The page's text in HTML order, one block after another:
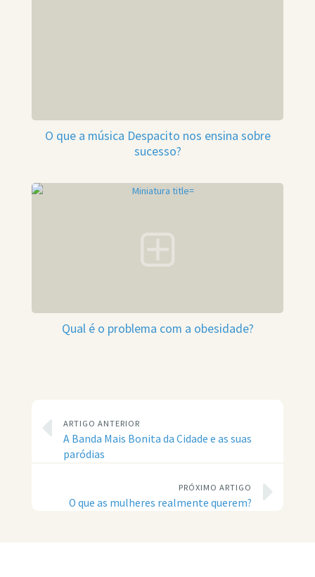
O que a música Despacito nos ensina sobre
sucesso?
Qual é o problema com a obesidade?
ARTIGO ANTERIOR
A Banda Mais Bonita da Cidade e as suas
paródias
PRÓXIMO ARTIGO
O que as mulheres realmente querem?